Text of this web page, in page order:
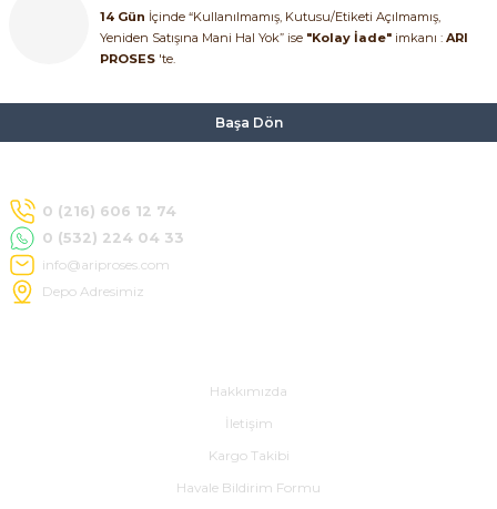
14 Gün İçinde “Kullanılmamış, Kutusu/Etiketi Açılmamış,
Yeniden Satışına Mani Hal Yok” ise "Kolay İade" imkanı : ARI
PROSES 'te.
Başa Dön
0 (216) 606 12 74
0 (532) 224 04 33
info@ariproses.com
Depo Adresimiz
Hakkımızda
İletişim
Kargo Takibi
Havale Bildirim Formu